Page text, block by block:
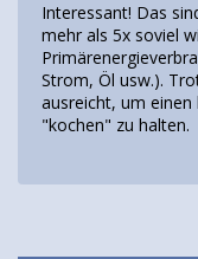
Interessant! Das
mehr als 5x soviel
Strom, Öl usw.).
ausreicht, um
"kochen" zu halten.